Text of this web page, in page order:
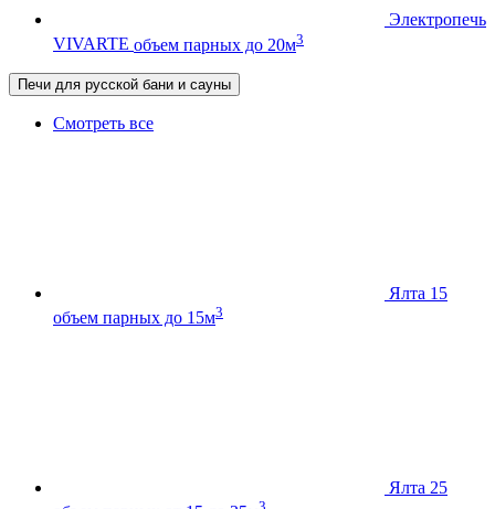
Электропечь
VIVARTE объем парных до 20м3
Печи для русской бани и сауны
Смотреть все
Ялта 15
объем парных до 15м3
Ялта 25